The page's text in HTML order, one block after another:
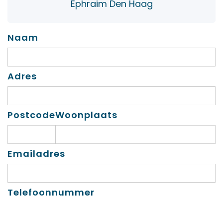
Ephraim Den Haag
Naam
Adres
PostcodeWoonplaats
Emailadres
Telefoonnummer